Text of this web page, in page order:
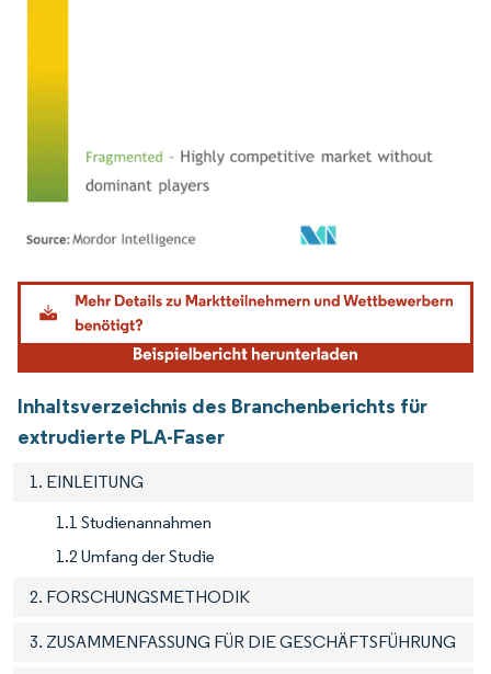
Bild © Mordor Intelligence. Wiederverwendung erfordert Namensnennung gemäß
Inhaltsverzeichnis des Branchenberichts für
extrudierte PLA-Faser
1. EINLEITUNG
1.1 Studienannahmen
1.2 Umfang der Studie
2. FORSCHUNGSMETHODIK
3. ZUSAMMENFASSUNG FÜR DIE GESCHÄFTSFÜHRUNG